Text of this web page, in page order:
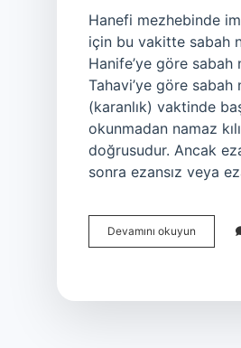
Hanefi mezhebinde
için bu vakitte sabah
Hanife’ye göre
Tahavi’ye göre
(karanlık) vaktinde
okunmadan namaz
doğrusudur. Ancak
sonra ezansız veya
Devamını okuyun